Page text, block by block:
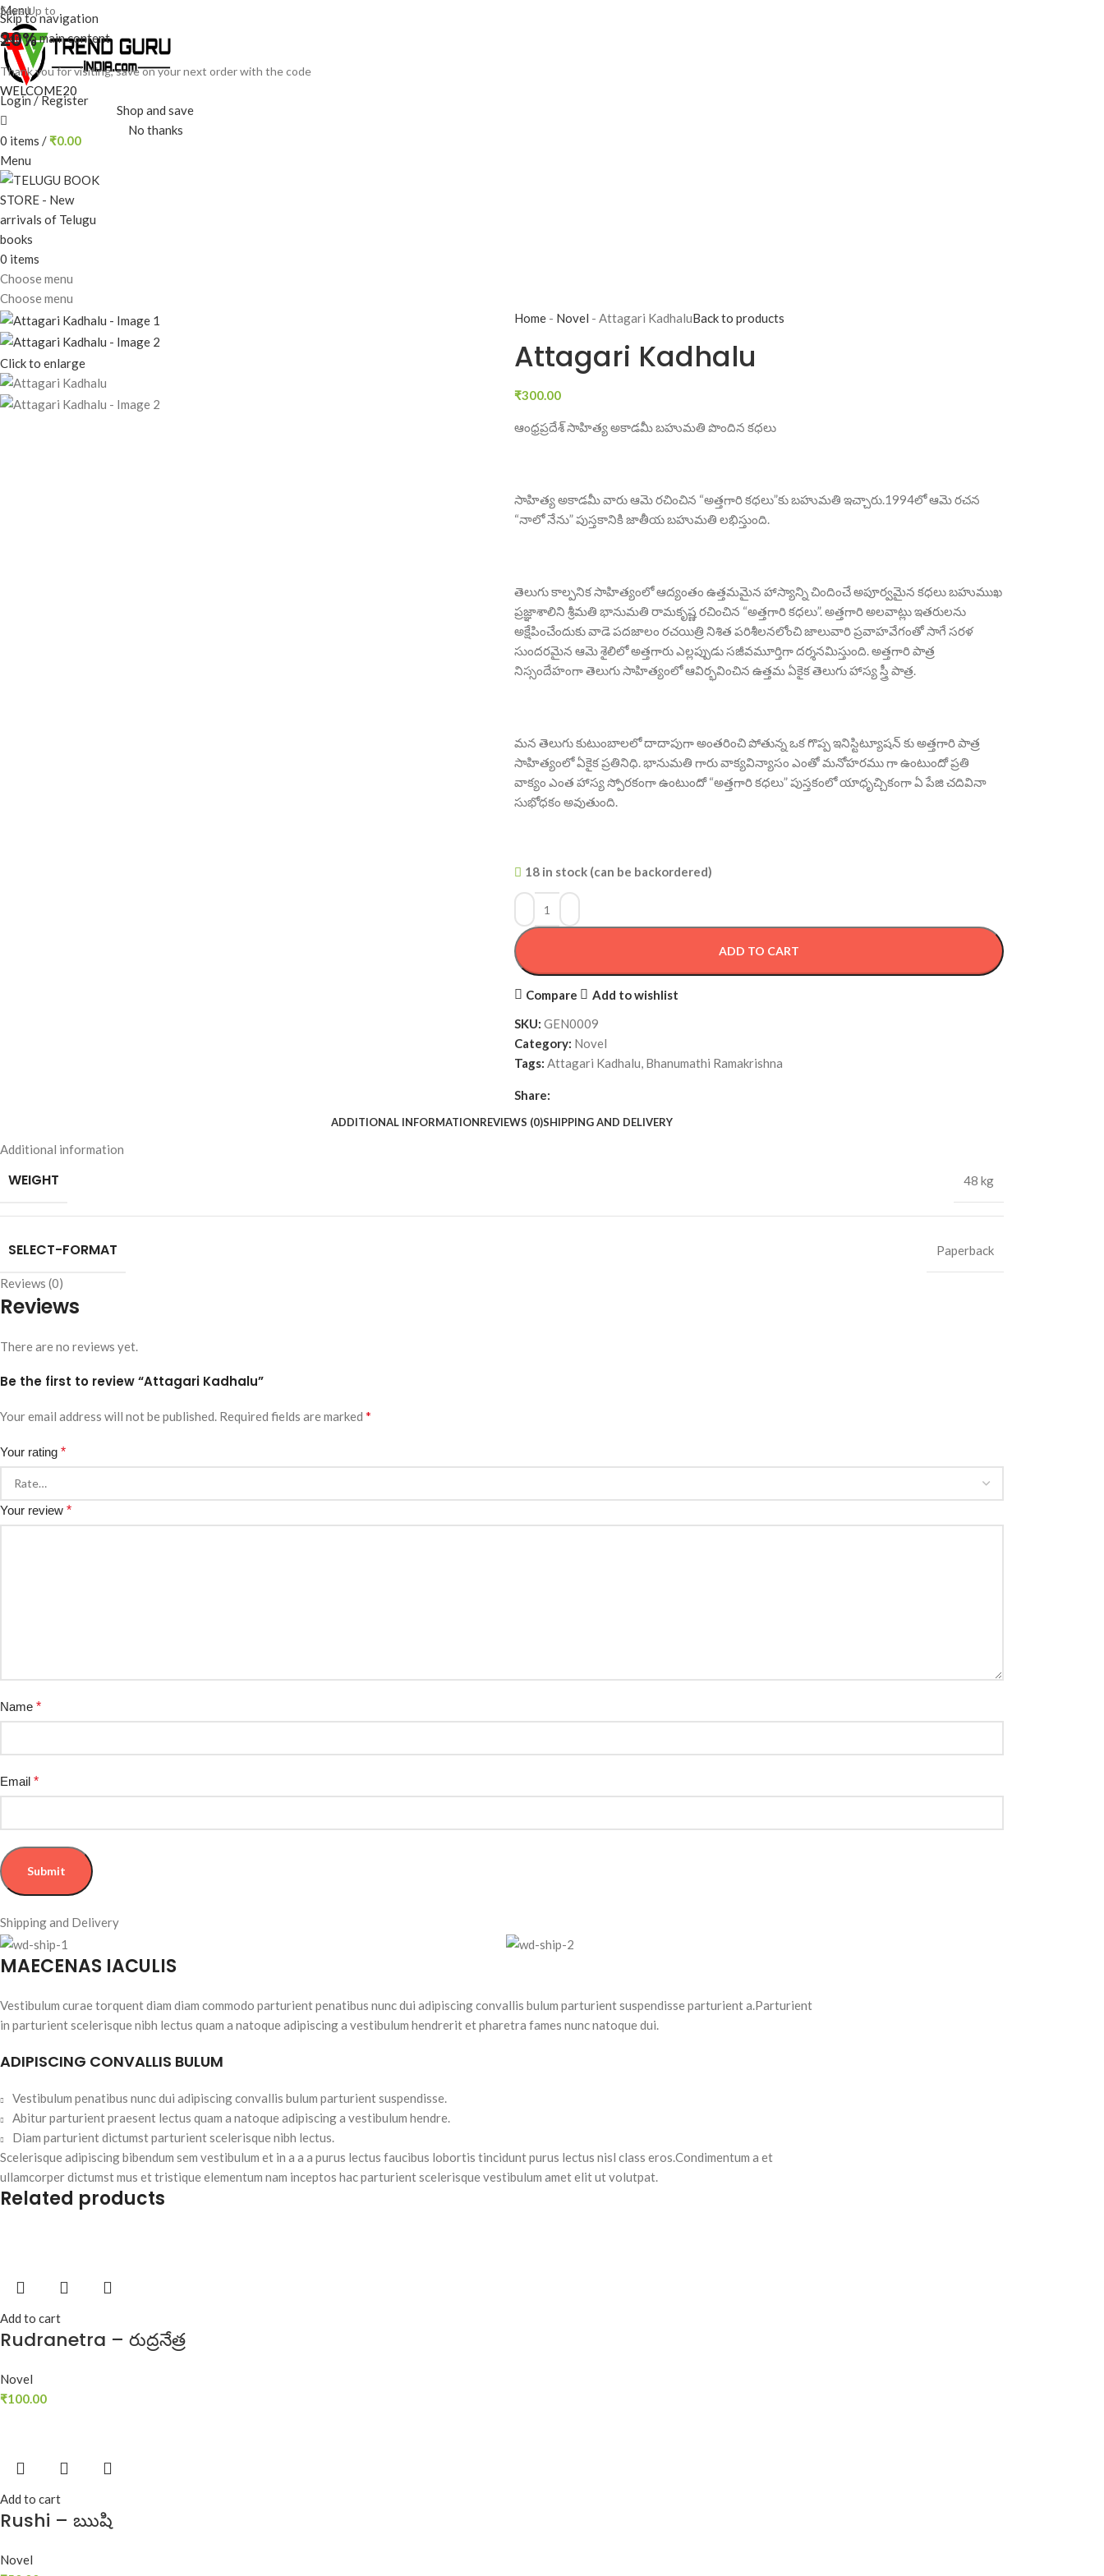
Skip to navigation
Skip to main content
Save Up to
20%
Thank you for visiting, save on your next order with the code
WELCOME20
Shop and save
No thanks
Menu
Login / Register
0 items / ₹0.00
Menu
0 items
Choose menu
Choose menu
Click to enlarge
Home- Novel - Attagari KadhaluBack to products
Attagari Kadhalu
₹300.00
ఆంధ్రప్రదేశ్ సాహిత్య అకాడమీ బహుమతి పొందిన కధలు
సాహిత్య అకాడమీ వారు ఆమె రచించిన “అత్తగారి కధలు”కు బహుమతి ఇచ్చారు.1994లో ఆమె రచన
“నాలో నేను” పుస్తకానికి జాతీయ బహుమతి లభిస్తుంది.
తెలుగు కాల్పనిక సాహిత్యంలో ఆద్యంతం ఉత్తమమైన హాస్యాన్ని చిందించే అపూర్వమైన కధలు బహుముఖ
ప్రజ్ఞాశాలిని శ్రీమతి భానుమతి రామకృష్ణ రచించిన “అత్తగారి కధలు”. అత్తగారి అలవాట్లు ఇతరులను
అక్షేపించేందుకు వాడె పదజాలం రచయిత్రి నిశిత పరిశీలనలోంచి జాలువారి ప్రవాహవేగంతో సాగే సరళ
సుందరమైన ఆమె శైలిలో అత్తగారు ఎల్లప్పుడు సజీవమూర్తిగా దర్శనమిస్తుంది. అత్తగారి పాత్ర
నిస్సందేహంగా తెలుగు సాహిత్యంలో ఆవిర్భవించిన ఉత్తమ ఏకైక తెలుగు హాస్య స్త్రీ పాత్ర.
మన తెలుగు కుటుంబాలలో దాదాపుగా అంతరించి పోతున్న ఒక గొప్ప ఇనిస్టిట్యూషన్ కు అత్తగారి పాత్ర
సాహిత్యంలో ఏకైక ప్రతినిధి. భానుమతి గారు వాక్యవిన్యాసం ఎంతో మనోహరము గా ఉంటుందో ప్రతి
వాక్యం ఎంత హాస్య స్పోరకంగా ఉంటుందో “అత్తగారి కధలు” పుస్తకంలో యాధృచ్చికంగా ఏ పేజి చదివినా
సుభోధకం అవుతుంది.
18 in stock (can be backordered)
ADD TO CART
Compare
Add to wishlist
SKU: GEN0009
Category: Novel
Tags: Attagari Kadhalu, Bhanumathi Ramakrishna
Share:
ADDITIONAL INFORMATIONREVIEWS (0)SHIPPING AND DELIVERY
Additional information
WEIGHT 48 kg
SELECT-FORMAT Paperback
Reviews (0)
Reviews
There are no reviews yet.
Be the first to review “Attagari Kadhalu”
Your email address will not be published. Required fields are marked *
Your rating *
Your review *
Name *
Email *
Shipping and Delivery
MAECENAS IACULIS
Vestibulum curae torquent diam diam commodo parturient penatibus nunc dui adipiscing convallis bulum parturient suspendisse parturient a.Parturient
in parturient scelerisque nibh lectus quam a natoque adipiscing a vestibulum hendrerit et pharetra fames nunc natoque dui.
ADIPISCING CONVALLIS BULUM
Vestibulum penatibus nunc dui adipiscing convallis bulum parturient suspendisse.
Abitur parturient praesent lectus quam a natoque adipiscing a vestibulum hendre.
Diam parturient dictumst parturient scelerisque nibh lectus.
Scelerisque adipiscing bibendum sem vestibulum et in a a a purus lectus faucibus lobortis tincidunt purus lectus nisl class eros.Condimentum a et
ullamcorper dictumst mus et tristique elementum nam inceptos hac parturient scelerisque vestibulum amet elit ut volutpat.
Related products
Add to cart
Rudranetra – రుద్రనేత్ర
Novel
₹100.00
Add to cart
Rushi – ఋషి
Novel